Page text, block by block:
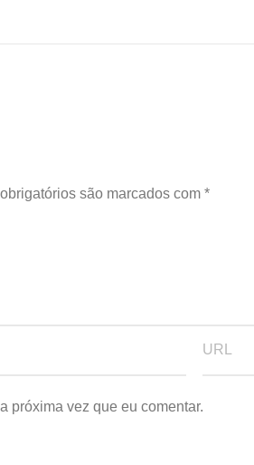
são marcados com *
próxima vez que eu comentar.